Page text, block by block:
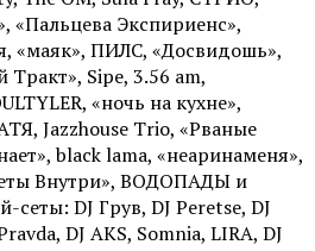
«Пальцева Экспириенс»,
«маяк», ПИЛС, «Досвидошь»,
Sipe, 3.56 am,
«ночь на кухне»,
Jazzhouse Trio, «Рваные
black lama, «неаринаменя»,
Внутри», ВОДОПАДЫ и
DJ Грув, DJ Peretse, DJ
DJ AKS, Somnia, LIRA, DJ